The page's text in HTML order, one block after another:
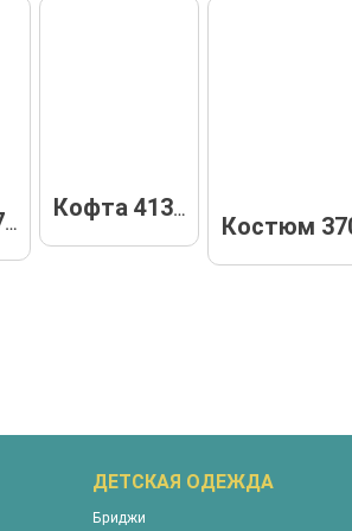
Лосины 41794
Кофта 41399
ДЕТСКАЯ ОДЕЖДА
Бриджи